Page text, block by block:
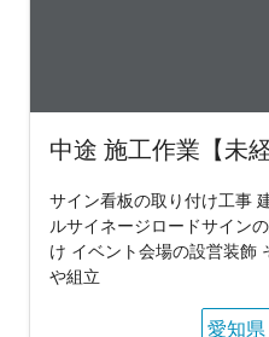
中途 施工作業【未
サイン看板の取り付け工事
ルサイネージロードサイン
け イベント会場の設営装飾
や組立
愛知県